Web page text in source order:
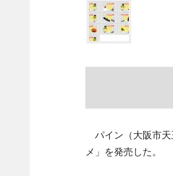
パイン（大阪市天
メ」を発売した。